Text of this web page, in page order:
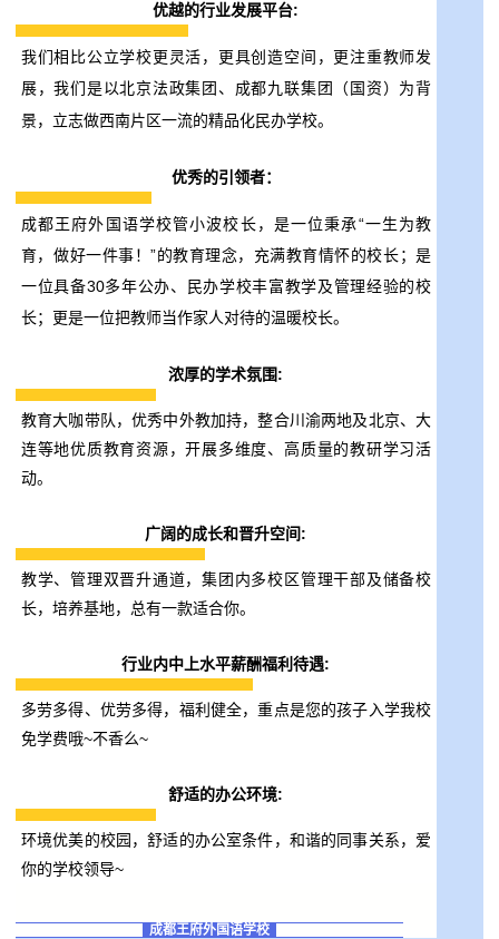
优越的行业发展平台:
我们相比公立学校更灵活，更具创造空间，更注重教师发
展，我们是以北京法政集团、成都九联集团
（国资）为背
景，立志做西南片区一流的精品化民办学校。
优秀的引领者：
成都王府外国语学校管小波校长，是一位秉承“一生为教
育，做好一件事！”的教育理念，充满教育情怀的校长；是
一位具备30多年公办、民办学校丰富教学及管理经验的校
长；更是一位把教师当作家人对待的温暖校长。
浓厚的学术氛围:
教育大咖带队，优秀中外教加持，整合川渝两地及北京、大
连等地优质教育资源，开展多维度、高质量的教研学习活
动。
广阔的成长和晋升空间:
教学、管理双晋升通道，集团内多校区管理干部及储备校
长，培养基地，总有一款适合你。
行业内中上水平薪酬福利待遇:
多劳多得、优劳多得，福利健全，重点是您的孩子入学我校
免学费哦~不香么~
舒适的办公环境:
环境优美的校园，舒适的办公室条件，和谐的同事关系，爱
你的学校领导~
成都王府外国语学校